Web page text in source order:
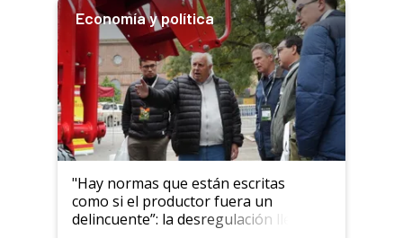
Economía y política
"Hay normas que están escritas
como si el productor fuera un
delincuente”: la desregulación llegó